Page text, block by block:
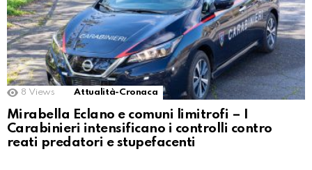
8 Views Attualità-Cronaca
Mirabella Eclano e comuni limitrofi – I
Carabinieri intensificano i controlli contro
reati predatori e stupefacenti